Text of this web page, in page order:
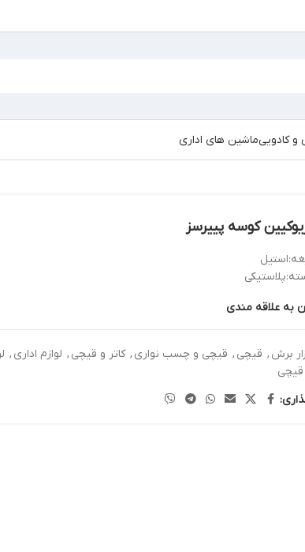
و کادوییماشین های اداری
کوسه پییرسز
به علاقه مندی
برش , قیچی , قیچی و چسب نواری , کاتر و قیچی , لوازم اداری ,
قیچی